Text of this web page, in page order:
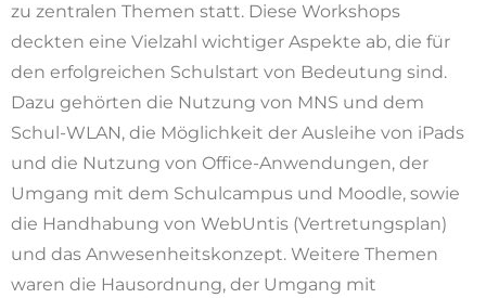
zu zentralen Themen statt. Diese Workshops
deckten eine Vielzahl wichtiger Aspekte ab, die für
den erfolgreichen Schulstart von Bedeutung sind.
Dazu gehörten die Nutzung von MNS und dem
Schul-WLAN, die Möglichkeit der Ausleihe von iPads
und die Nutzung von Office-Anwendungen, der
Umgang mit dem Schulcampus und Moodle, sowie
die Handhabung von WebUntis (Vertretungsplan)
und das Anwesenheitskonzept. Weitere Themen
waren die Hausordnung, der Umgang mit